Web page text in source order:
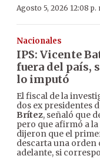
Agosto 5, 2026 12:08 p.
Nacionales
IPS: Vicente
fuera del país,
lo imputó
El fiscal de la
dos ex presidentes
Brítez, señaló que
pero que afirmó a
dijeron que el
descarta una orden
adelante, si